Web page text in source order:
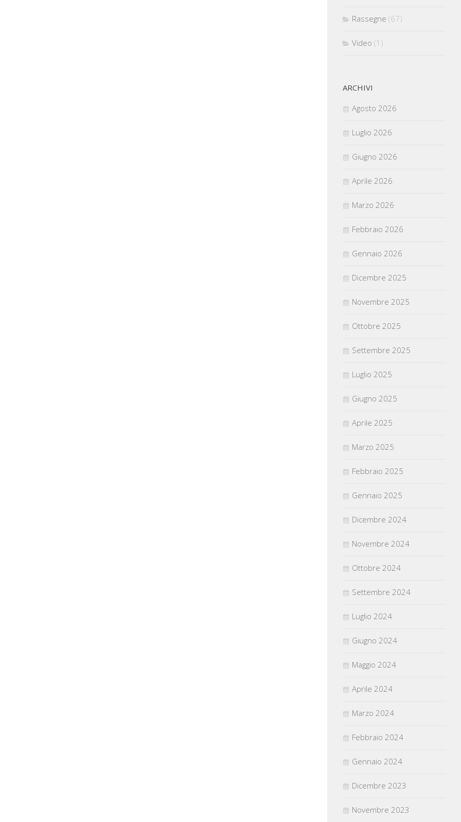
Rassegne (67)
Video (1)
ARCHIVI
Agosto 2026
Luglio 2026
Giugno 2026
Aprile 2026
Marzo 2026
Febbraio 2026
Gennaio 2026
Dicembre 2025
Novembre 2025
Ottobre 2025
Settembre 2025
Luglio 2025
Giugno 2025
Aprile 2025
Marzo 2025
Febbraio 2025
Gennaio 2025
Dicembre 2024
Novembre 2024
Ottobre 2024
Settembre 2024
Luglio 2024
Giugno 2024
Maggio 2024
Aprile 2024
Marzo 2024
Febbraio 2024
Gennaio 2024
Dicembre 2023
Novembre 2023